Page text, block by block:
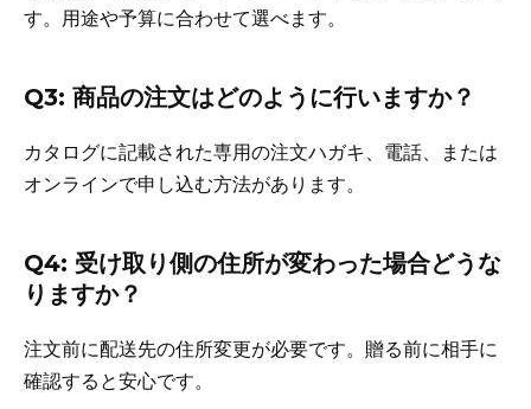
す。用途や予算に合わせて選べます。
Q3: 商品の注文はどのように行いますか？
カタログに記載された専用の注文ハガキ、電話、または
オンラインで申し込む方法があります。
Q4: 受け取り側の住所が変わった場合どうな
りますか？
注文前に配送先の住所変更が必要です。贈る前に相手に
確認すると安心です。